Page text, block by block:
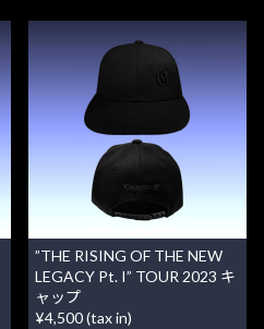
”THE RISING OF THE NEW
LEGACY Pt. I” TOUR 2023 キ
ャップ
¥4,500 (tax in)